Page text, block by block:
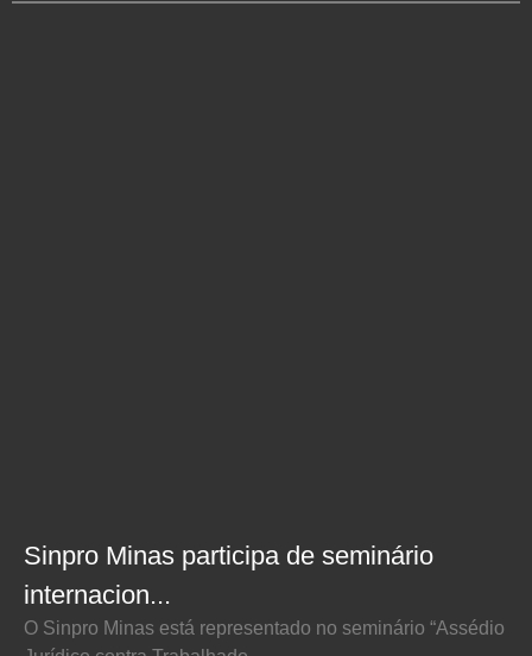
Sinpro Minas participa de seminário
internacion...
O Sinpro Minas está representado no seminário “Assédio